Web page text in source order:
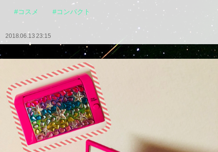
#コスメ #コンパクト
2018.06.13 23:15